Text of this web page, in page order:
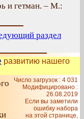
и гетман. – М.:
раздел
развитию нашего
Число загрузок : 4 031
Модифицировано :
26.08.2019
Если вы заметили
ошибку набора
на этой странице,